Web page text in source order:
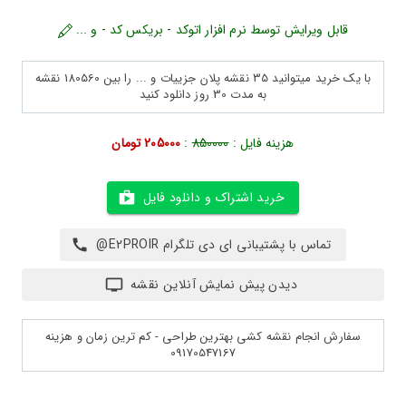
قابل ویرایش توسط نرم افزار اتوکد - بریکس کد - و ...
با یک خرید میتوانید 35 نقشه پلان جزییات و ... را بین 180560 نقشه
به مدت 30 روز دانلود کنید
هزینه فایل :850000
: 205000 تومان
خرید اشتراک و دانلود فایل
تماس با پشتیبانی ای دی تلگرام E2PROIR@
دیدن پیش نمایش آنلاین نقشه
سفارش انجام نقشه کشی بهترین طراحی - کم ترین زمان و هزینه
09170547167